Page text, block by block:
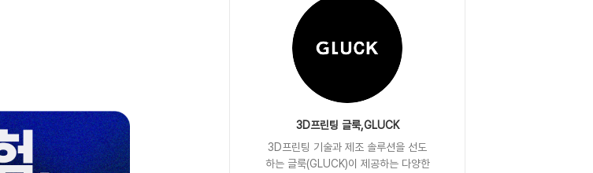
3D프린팅 글룩,GLUCK
3D프린팅 기술과 제조 솔루션을 선도
하는 글룩(GLUCK)이 제공하는 다양한